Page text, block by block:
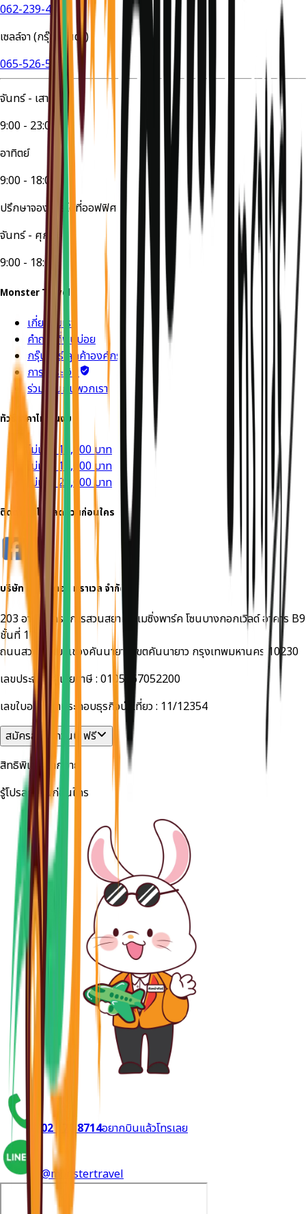
062-239-4524
เซลล์จา (กรุ๊ปส่วนตัว)
065-526-5447
จันทร์ - เสาร์
9:00 - 23:00
อาทิตย์
9:00 - 18:00
ปรึกษาจองทัวร์ได้ที่ออฟฟิศ
จันทร์ - ศุกร์
9:00 - 18:00
Monster Travel
เกี่ยวกับเรา
คำถามที่พบบ่อย
กรุ๊ปทัวร์ ลูกค้าองค์กร
การชำระเงิน
ร่วมงานกับพวกเรา
ทัวร์ราคาไม่เกินงบ
ไม่เกิน 10,000 บาท
ไม่เกิน 15,000 บาท
ไม่เกิน 20,000 บาท
ติดตาม รู้โปรลดด่วนก่อนใคร
บริษัท มอนสเตอร์ ทราเวล จำกัด
203 อาคารโครงการสวนสยามอะเมซิ่งพาร์ค โซนบางกอกเวิลด์ อาคาร B9
ชั้นที่ 1
ถนนสวนสยาม แขวงคันนายาว เขตคันนายาว กรุงเทพมหานคร 10230
เลขประจำตัวผู้เสียภาษี : 0105567052200
เลขใบอนุญาตประกอบธุรกิจนำเที่ยว : 11/12354
สมัครสมาชิกวันนี้ ฟรี
สิทธิพิเศษมากมาย
รู้โปรลดด่วนก่อนใคร
02 170 8714อยากบินแล้วโทรเลย
@monstertravel